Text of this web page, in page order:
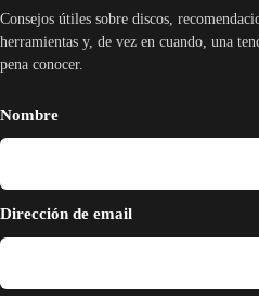
Consejos útiles sobre discos,
herramientas y, de vez en cuando, una
pena conocer.
Nombre
Dirección de email